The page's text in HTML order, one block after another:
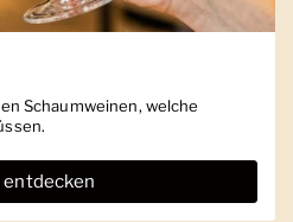
Schaumweinen, welche
entdecken